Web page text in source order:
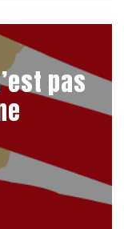
pas